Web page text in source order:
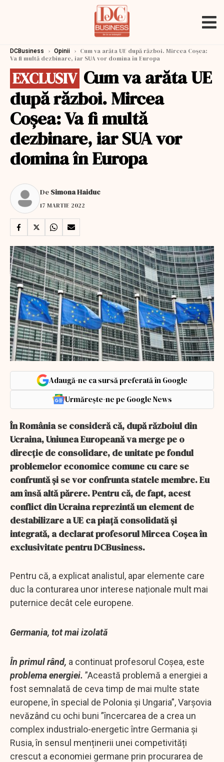
DCBusiness › Opinii › Cum va arăta UE după război. Mircea Coșea:
Va fi multă dezbinare, iar SUA vor domina în Europa
EXCLUSIV Cum va arăta UE
după război. Mircea
Coșea: Va fi multă
dezbinare, iar SUA vor
domina în Europa
De Simona Haiduc
17 MARTIE 2022
Adaugă-ne ca sursă preferată în Google
Urmărește-ne pe Google News
În România se consideră că, după războiul din
Ucraina, Uniunea Europeană va merge pe o
direcție de consolidare, de unitate pe fondul
problemelor economice comune cu care se
confruntă și se vor confrunta statele membre. Eu
am însă altă părere. Pentru că, de fapt, acest
conflict din Ucraina reprezintă un element de
destabilizare a UE ca piață consolidată și
integrată, a declarat profesorul Mircea Coșea în
exclusivitate pentru DCBusiness.
Pentru că, a explicat analistul, apar elemente care
duc la conturarea unor interese naționale mult mai
puternice decât cele europene.
Germania, tot mai izolată
În primul rând, a continuat profesorul Coșea, este
problema energiei. ”Această problemă a energiei a
fost semnalată de ceva timp de mai multe state
europene, în special de Polonia și Ungaria”, Varșovia
nevăzând cu ochi buni ”încercarea de a crea un
complex industrialo-energetic între Germania și
Rusia, în sensul menținerii unei competivități
crescut a economiei germane prin procurarea de